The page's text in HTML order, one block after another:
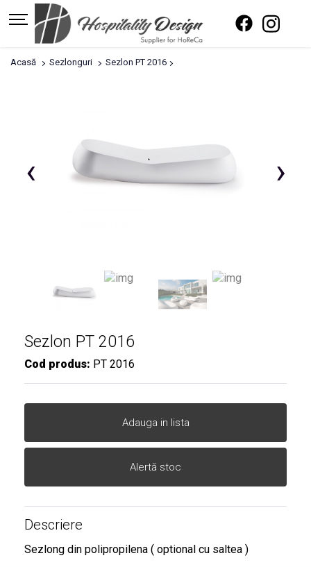
Acasă Sezlonguri Sezlon PT 2016
›
‹
Sezlon PT 2016
Cod produs: PT 2016
Adauga in lista
Alertă stoc
Descriere
Sezlong din polipropilena ( optional cu saltea )